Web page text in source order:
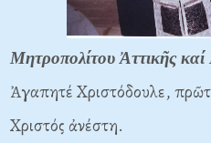
Μητροπολίτου Ἀττικῆς
Ἀγαπητέ Xριστόδουλε,
Xριστός ἀνέστη.